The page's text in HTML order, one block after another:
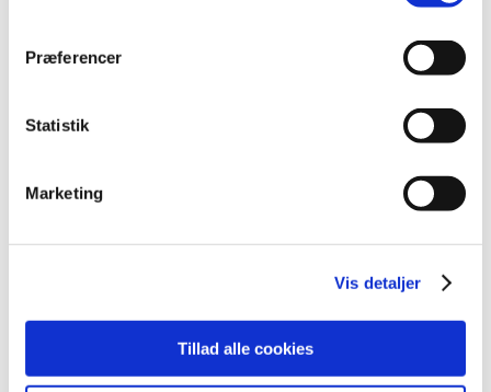
Præferencer
Statistik
Marketing
Vis detaljer
Tillad alle cookies
2015 (31)
2010 (7)
2006 (9)